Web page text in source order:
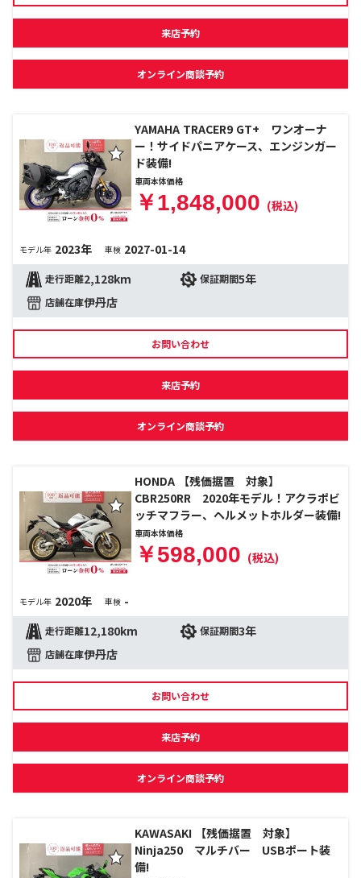
来店予約
オンライン商談予約
YAMAHA TRACER9 GT+ ワンオーナ
ー！サイドパニアケース、エンジンガー
ド装備!
車両本体価格
￥1,848,000 (税込)
モデル年 2023年 車検 2027-01-14
走行距離2,128km 保証期間5年
店舗在庫伊丹店
お問い合わせ
来店予約
オンライン商談予約
HONDA 【残価据置 対象】
CBR250RR 2020年モデル！アクラポビ
ッチマフラー、ヘルメットホルダー装備!
車両本体価格
￥598,000 (税込)
モデル年 2020年 車検 -
走行距離12,180km 保証期間3年
店舗在庫伊丹店
お問い合わせ
来店予約
オンライン商談予約
KAWASAKI 【残価据置 対象】
Ninja250 マルチバー USBポート装
備!